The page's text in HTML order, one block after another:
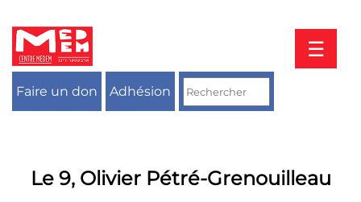
contenu
☰
Faire un don Adhésion
Le 9, Olivier Pétré-Grenouilleau